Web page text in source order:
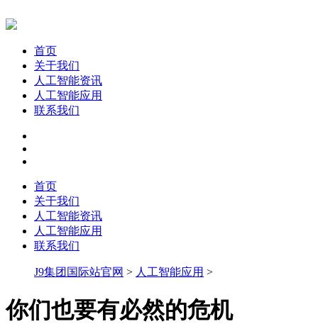
首页
关于我们
人工智能资讯
人工智能应用
联系我们
首页
关于我们
人工智能资讯
人工智能应用
联系我们
J9集团国际站官网 > 人工智能应用 >
你们也要有必然的危机